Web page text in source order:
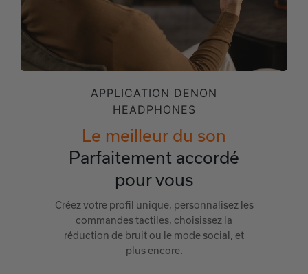
APPLICATION DENON
HEADPHONES
Le meilleur du son
Parfaitement accordé
pour vous
Créez votre profil unique, personnalisez les
commandes tactiles, choisissez la
réduction de bruit ou le mode social, et
plus encore.